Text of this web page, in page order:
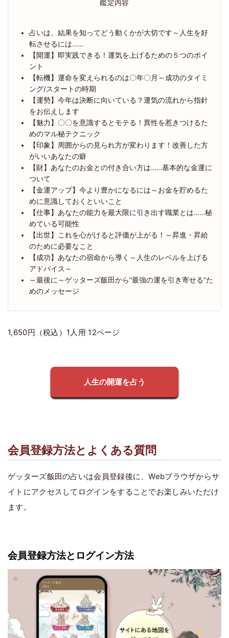
鑑定内容
占いは、結果を知ってどう動くかが大切です～人生を好
転させるには……
【開運】即実践できる！運気を上げるための５つのポイ
ント
【転機】運命を変えられるのは〇年〇月～成功のタイミ
ング/スタートの時期
【運勢】今年は決断に向いている？運気の流れから指針
をお伝えします
【魅力】〇〇を意識するとモテる！異性を惹きつけるた
めのマル秘テクニック
【印象】周囲からの見られ方が変わります！改善した方
がいいあなたの癖
【財】あなたのお金との付き合い方は……基本的な金運に
ついて
【金運アップ】今より豊かになるには～お金を貯めるた
めに意識しておくといいこと
【仕事】あなたの能力を最大限に引き出す職業とは……秘
めている可能性
【出世】これを心がけると評価が上がる！～昇進・昇給
のために必要なこと
【成功】あなたの宿命から導く～人生のレベルを上げる
アドバイス～
～最後に～ゲッターズ飯田から“最強の運を引き寄せる”た
めのメッセージ
1,650円（税込）1人用 12ページ
人生の開運を占う
会員登録方法とよくある質問
ゲッターズ飯田の占いは会員登録後に、Webブラウザからサ
イトにアクセスしてログインをすることでお楽しみいただけ
ます。
会員登録方法とログイン方法